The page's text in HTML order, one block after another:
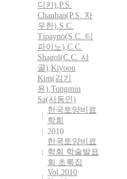
디키),P.S.
Chauhan(P.S. 차
우한),S.C.
Tipayno(S.C. 티
파이노),C.C.
Shagol(C.C. 샤
골),Kiyoon
Kim(김기
윤),Tongmin
Sa(사동민)
한국토양비료
학회
2010
한국토양비료
학회 학술발표
회 초록집
Vol.2010